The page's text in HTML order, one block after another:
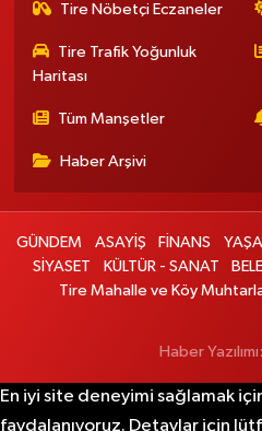
Tire Nöbetçi Eczaneler
Tire Trafik Yoğunluk
Haritası
Tüm Manşetler
Haber Arşivi
GÜNDEM ASAYİŞ FİNANS
SİYASET
KÜLTÜR - SANAT
Tire Mahalle ve Köy
Haber Yazılımı:
En iyi site deneyimi sağlamak
faydalanıyoruz. Detaylar için